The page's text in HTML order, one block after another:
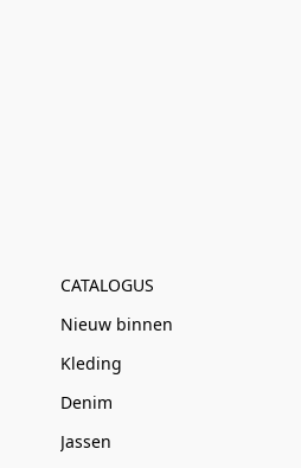
CATALOGUS
Nieuw binnen
Kleding
Denim
Jassen